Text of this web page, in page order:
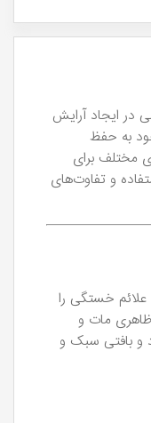
در ایجاد آرایش
به حفظ
مختلف برای
و تفاوت‌های
خستگی را
ظاهری مات و
که در کمتر از ۵۰ ثانیه جذب پوست می‌شود و بافتی سبک و